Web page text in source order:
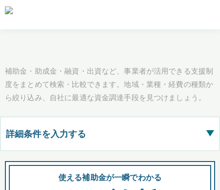
補助金・助成金・融資・出資など、事業者が活用できる支援制
度をまとめて検索・比較できます。地域・業種・経費の種類か
ら絞り込み、自社に最適な資金調達手段を見つけましょう。
詳細条件を入力する ▶
都道府県
使える補助金が一瞬でわかる